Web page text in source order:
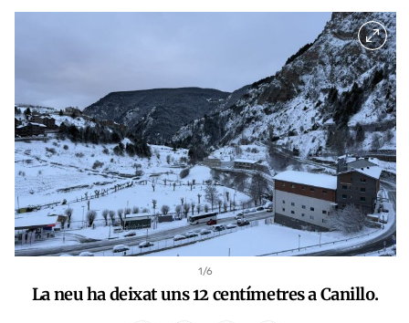
1/6
La neu ha deixat uns 12 centímetres a Canillo.